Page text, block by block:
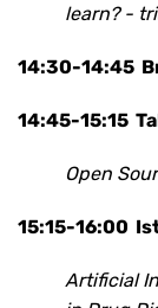
learn? -
14:30-14:45
14:45-15:15
Open
15:15-16:00
Artificial